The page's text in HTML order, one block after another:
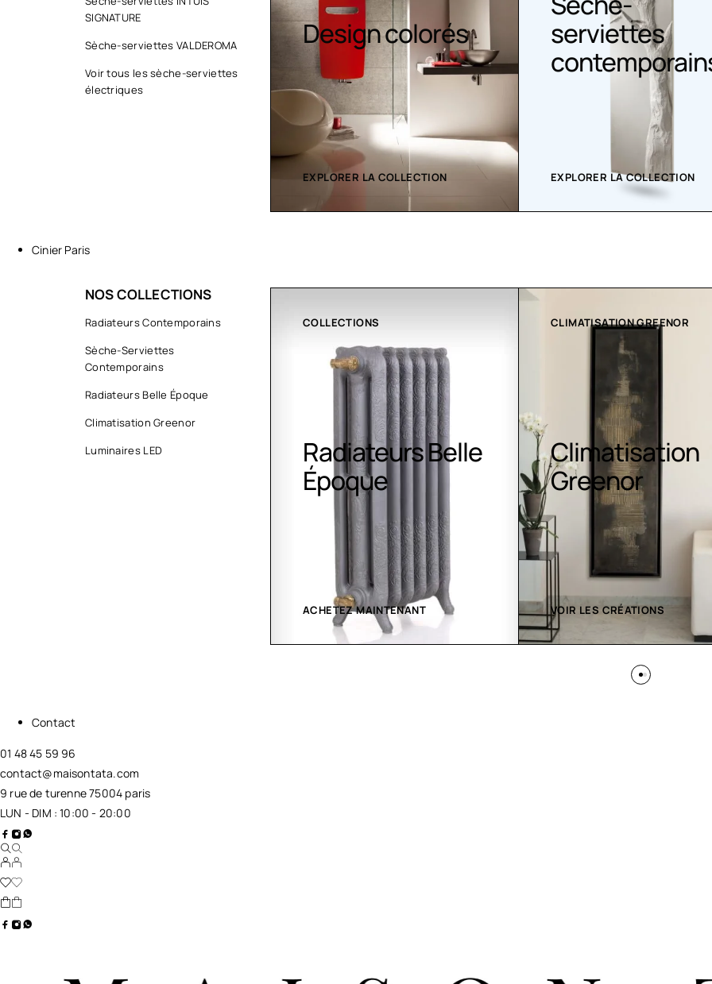
SIGNATURE
Sèche-serviettes VALDEROMA
Voir tous les sèche-serviettes
électriques
Sèche serviette Design colorés
EXPLORER LA COLLECTION
serviettes
EXPLORER LA COLLECTION
Cinier Paris
NOS COLLECTIONS
Radiateurs Contemporains
Sèche-Serviettes
Contemporains
Radiateurs Belle Époque
Climatisation Greenor
Luminaires LED
COLLECTIONS
Radiateurs Belle
CLIMATISATION GREENOR
Climatisation
Greenor
VOIR LES CRÉATIONS
COLLECTION LT
Luminaires LED
VOIR LES CRÉATIONS
Contact
01 48 45 59 96
contact@maisontata.com
9 rue de turenne 75004 paris
LUN - DIM : 10:00 - 20:00